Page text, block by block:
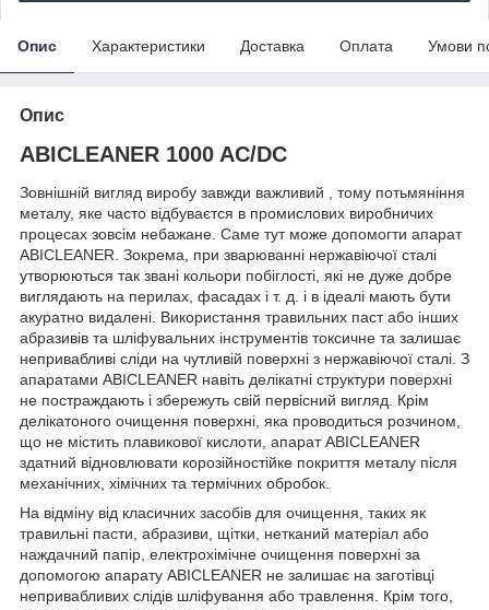
Опис Характеристики Доставка Оплата Умови
Опис
ABICLEANER 1000 AC/DC
Зовнішній вигляд виробу завжди важливий , тому потьмяніння
металу, яке часто відбуваєтся в промислових виробничих
процесах зовсім небажане. Саме тут може допомогти апарат
ABICLEANER. Зокрема, при зварюванні нержавіючої сталі
утворюються так звані кольори побіглості, які не дуже добре
виглядають на перилах, фасадах і т. д. і в ідеалі мають бути
акуратно видалені. Використання травильних паст або інших
абразивів та шліфувальних інструментів токсичне та залишає
непривабливі сліди на чутливій поверхні з нержавіючої сталі. З
апаратами ABICLEANER навіть делікатні структури поверхні
не постраждають і збережуть свій первісний вигляд. Крім
делікатоного очищення поверхні, яка проводиться розчином,
що не містить плавикової кислоти, апарат ABICLEANER
здатний відновлювати корозійностійке покриття металу після
механічних, хімічних та термічних обробок.
На відміну від класичних засобів для очищення, таких як
травильні пасти, абразиви, щітки, нетканий матеріал або
наждачний папір, електрохімічне очищення поверхні за
допомогою апарату ABICLEANER не залишає на заготівці
непривабливих слідів шліфування або травлення. Крім того,